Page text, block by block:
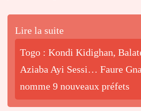
Lire la suite
Togo : Kondi Kidighan,
Aziaba Ayi Sessi… Faure
nomme 9 nouveaux préfets